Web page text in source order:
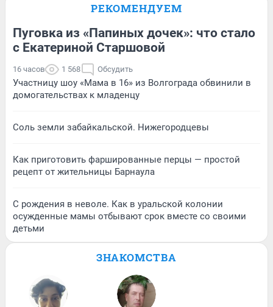
РЕКОМЕНДУЕМ
Пуговка из «Папиных дочек»: что стало
с Екатериной Старшовой
16 часов 1 568 Обсудить
Участницу шоу «Мама в 16» из Волгограда обвинили в
домогательствах к младенцу
Соль земли забайкальской. Нижегородцевы
Как приготовить фаршированные перцы — простой
рецепт от жительницы Барнаула
С рождения в неволе. Как в уральской колонии
осужденные мамы отбывают срок вместе со своими
детьми
ЗНАКОМСТВА